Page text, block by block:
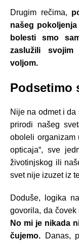
Drugim rečima,
našeg
bolesti smo
zaslužili
voljom.
Podsetimo
Nije na odmet i
prirodi našeg
oboleli organizam
opticaja“, sve
životinjskog ili
svet nije izuzet iz
Doduše, logika
govorila, da
No mi je nikada
čujemo. Danas,